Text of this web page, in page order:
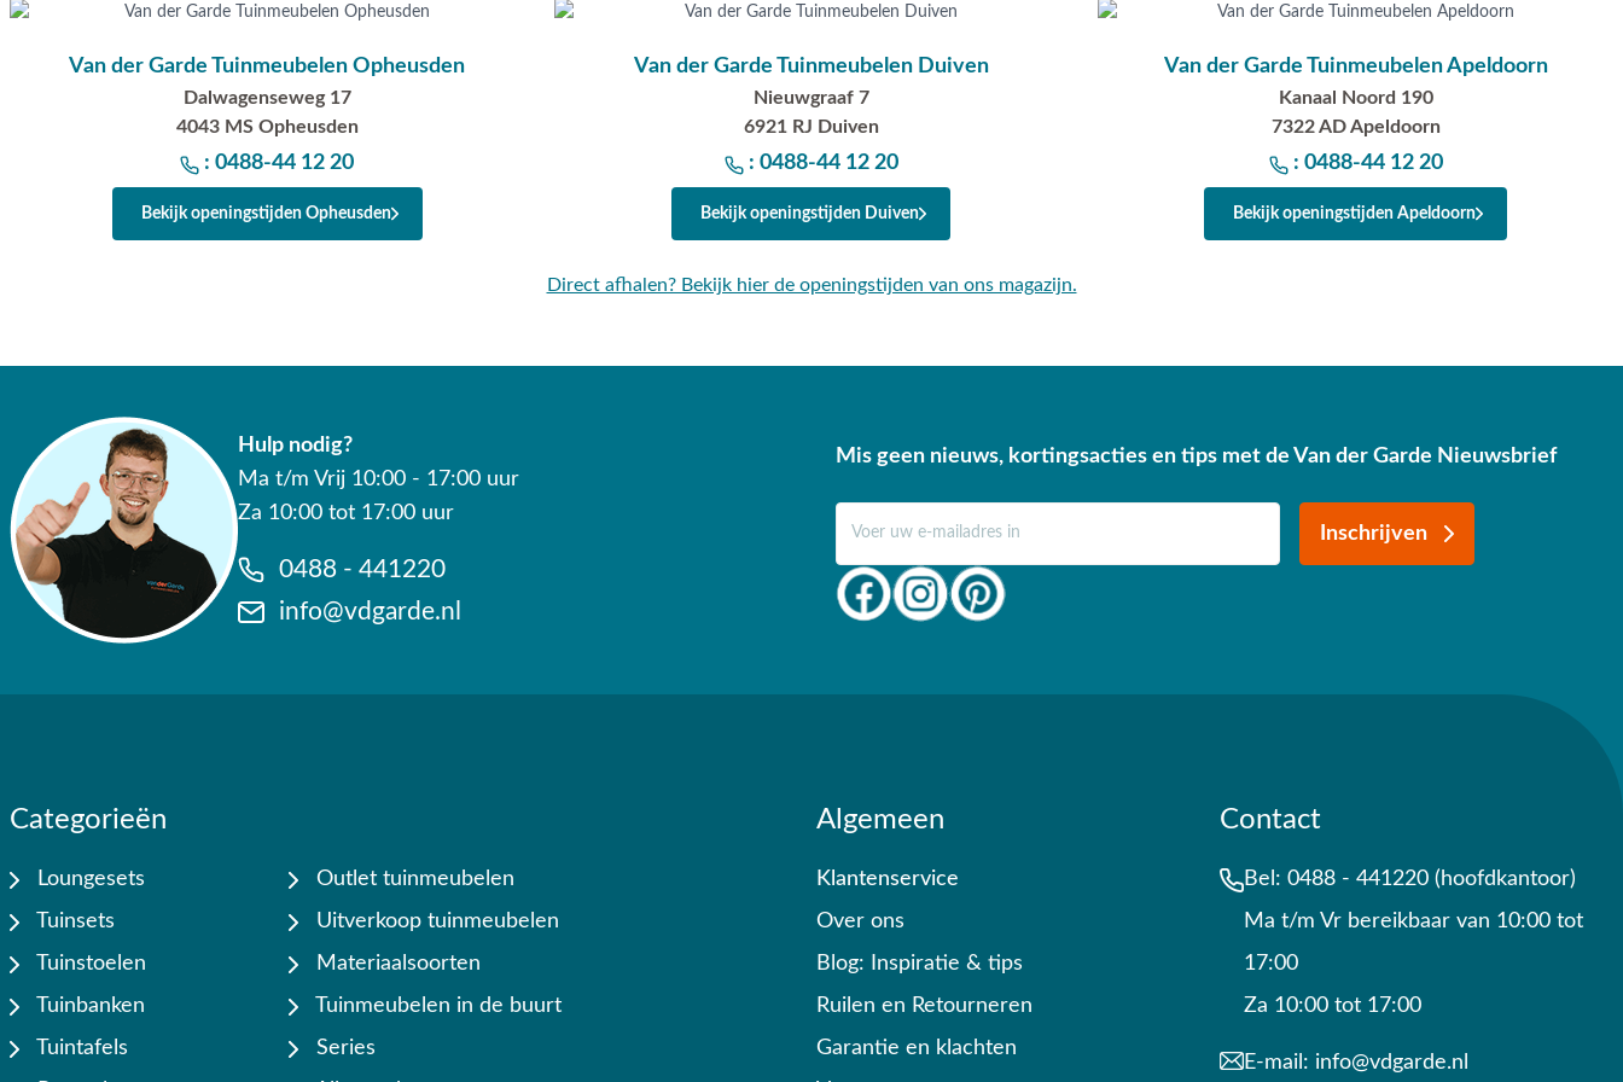
Van der Garde Tuinmeubelen Opheusden
Dalwagenseweg 17
4043 MS Opheusden
: 0488-44 12 20
Bekijk openingstijden Opheusden
Van der Garde Tuinmeubelen Duiven
Nieuwgraaf 7
6921 RJ Duiven
: 0488-44 12 20
Bekijk openingstijden Duiven
Van der Garde Tuinmeubelen Apeldoorn
Kanaal Noord 190
7322 AD Apeldoorn
: 0488-44 12 20
Bekijk openingstijden Apeldoorn
Direct afhalen? Bekijk hier de openingstijden van ons magazijn.
Hulp nodig?
Ma t/m Vrij 10:00 - 17:00 uur
Za 10:00 tot 17:00 uur
0488 - 441220
info@vdgarde.nl
Mis geen nieuws, kortingsacties en tips met de Van der Garde Nieuwsbrief
Inschrijven
Categorieën
Loungesets
Tuinsets
Tuinstoelen
Tuinbanken
Tuintafels
Outlet tuinmeubelen
Uitverkoop tuinmeubelen
Materiaalsoorten
Tuinmeubelen in de buurt
Series
Algemeen
Klantenservice
Over ons
Blog: Inspiratie & tips
Ruilen en Retourneren
Garantie en klachten
Contact
Bel: 0488 - 441220 (hoofdkantoor)
Ma t/m Vr bereikbaar van 10:00 tot
17:00
Za 10:00 tot 17:00
E-mail: info@vdgarde.nl